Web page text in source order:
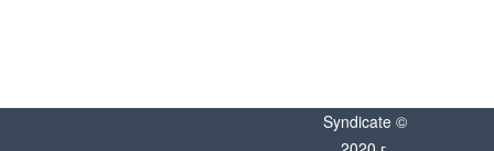
Syndicate ©